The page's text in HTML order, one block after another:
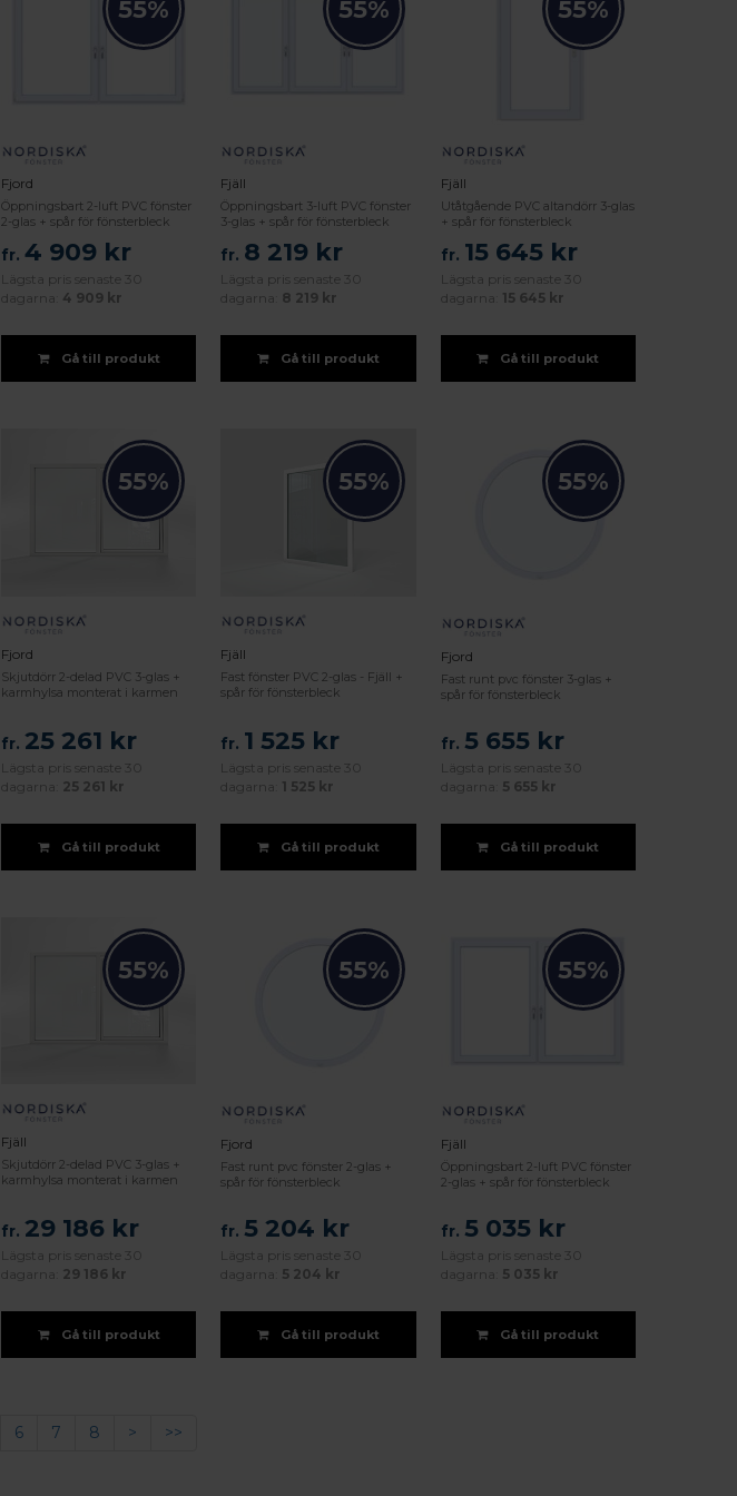
55%
Fjord
Öppningsbart 2-luft PVC fönster
2-glas + spår för fönsterbleck
fr. 4 909 kr
Lägsta pris senaste 30
dagarna: 4 909 kr
Gå till produkt
55%
Fjäll
Öppningsbart 3-luft PVC fönster
3-glas + spår för fönsterbleck
fr. 8 219 kr
Lägsta pris senaste 30
dagarna: 8 219 kr
Gå till produkt
55%
Fjäll
Utåtgående PVC altandörr 3-glas
+ spår för fönsterbleck
fr. 15 645 kr
Lägsta pris senaste 30
dagarna: 15 645 kr
Gå till produkt
55%
Fjord
Skjutdörr 2-delad PVC 3-glas +
karmhylsa monterat i karmen
fr. 25 261 kr
Lägsta pris senaste 30
dagarna: 25 261 kr
Gå till produkt
55%
Fjäll
Fast fönster PVC 2-glas - Fjäll +
spår för fönsterbleck
fr. 1 525 kr
Lägsta pris senaste 30
dagarna: 1 525 kr
Gå till produkt
55%
Fjord
Fast runt pvc fönster 3-glas +
spår för fönsterbleck
fr. 5 655 kr
Lägsta pris senaste 30
dagarna: 5 655 kr
Gå till produkt
55%
Fjäll
Skjutdörr 2-delad PVC 3-glas +
karmhylsa monterat i karmen
fr. 29 186 kr
Lägsta pris senaste 30
dagarna: 29 186 kr
Gå till produkt
55%
Fjord
Fast runt pvc fönster 2-glas +
spår för fönsterbleck
fr. 5 204 kr
Lägsta pris senaste 30
dagarna: 5 204 kr
Gå till produkt
55%
Fjäll
Öppningsbart 2-luft PVC fönster
2-glas + spår för fönsterbleck
fr. 5 035 kr
Lägsta pris senaste 30
dagarna: 5 035 kr
Gå till produkt
6 7 8 > >>